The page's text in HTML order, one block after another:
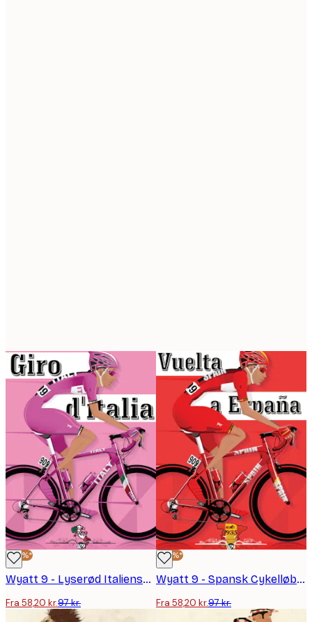
-40%*
Wyatt 9 - Lyserød Italiensk Cykel Plakat
Fra 58,20 kr.97 kr.
-40%*
Wyatt 9 - Spansk Cykelløb Plakat
Fra 58,20 kr.97 kr.